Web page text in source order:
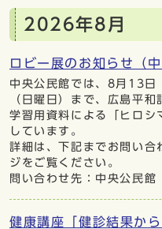
2026年8月
ロビー展のお知らせ（中
中央公民館では、8月13日
（日曜日）まで、広島平
学習用資料による「ヒロシ
しています。
詳細は、下記までお問い合
ジをご覧ください。
問い合わせ先：中央公民
健康講座「健診結果か